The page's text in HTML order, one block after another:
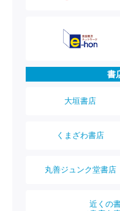
書
大垣書店
くまざわ書店
丸善ジュンク堂書店
近くの